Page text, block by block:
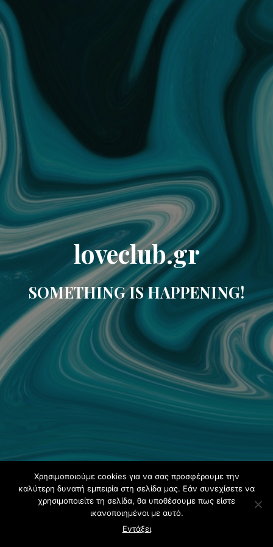
loveclub.gr
SOMETHING IS HAPPENING!
Χρησιμοποιούμε cookies για να σας προσφέρουμε την
καλύτερη δυνατή εμπειρία στη σελίδα μας. Εάν συνεχίσετε να
χρησιμοποιείτε τη σελίδα, θα υποθέσουμε πως είστε
ικανοποιημένοι με αυτό.
Εντάξει